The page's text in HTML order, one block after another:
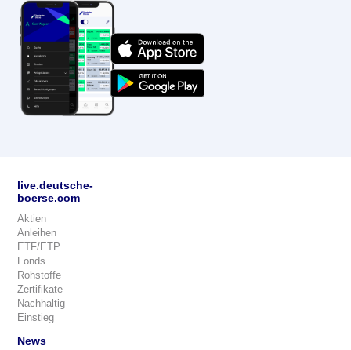
live.deutsche-
boerse.com
Aktien
Anleihen
ETF/ETP
Fonds
Rohstoffe
Zertifikate
Nachhaltig
Einstieg
News